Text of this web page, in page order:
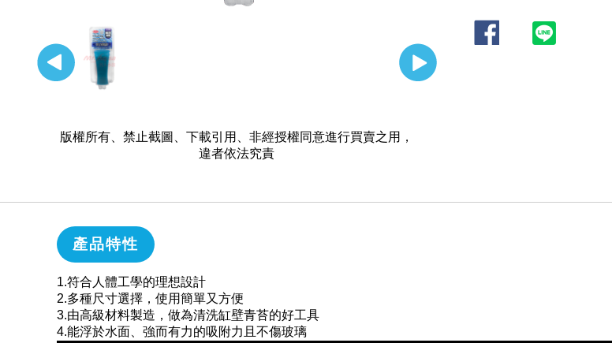
版權所有、禁止截圖、下載引用、非經授權同意進行買賣之用，
違者依法究責
產品特性
1.符合人體工學的理想設計
2.多種尺寸選擇，使用簡單又方便
3.由高級材料製造，做為清洗缸壁青苔的好工具
4.能浮於水面、強而有力的吸附力且不傷玻璃